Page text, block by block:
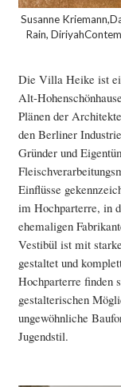
Susanne
Rain,
Die Villa Heike ist
Alt-
Plänen der
den Berliner
Gründer und
Einflüsse
im Hochparterre, in
ehemaligen
Vestibül ist mit
gestaltet und
Hochparterre finden
gestalterischen
ungewöhnliche
Jugendstil.